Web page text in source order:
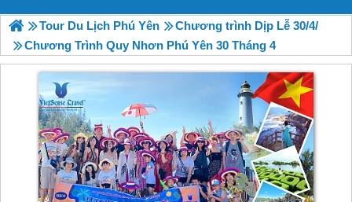
Tour Du Lịch Phú Yên
Chương trình Dịp Lễ 30/4/
Chương Trình Quy Nhơn Phú Yên 30 Tháng 4